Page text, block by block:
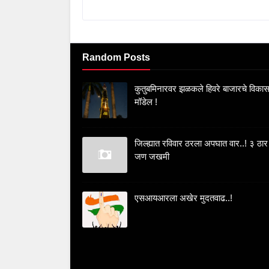
Random Posts
कुतुबमिनारवर झळकले हिवरे बाजारचे विकास
मॉडेल !
जिल्ह्यात रविवार ठरला अपघात वार..! ३
जण जखमी
एसआयआरला अखेर मुदतवाढ..!